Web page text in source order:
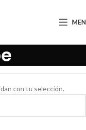
con tu selección.